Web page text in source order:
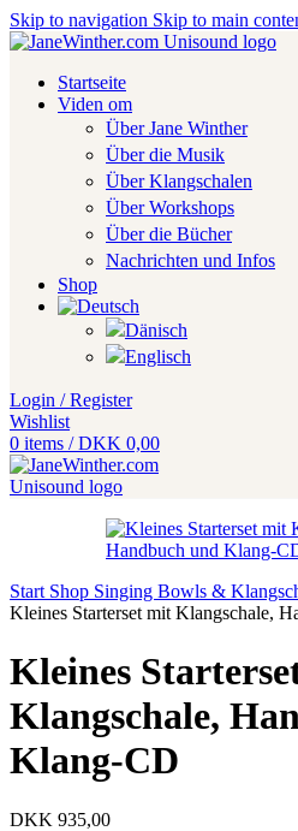
Skip to navigation Skip to main
Startseite
Viden om
Über Jane Winther
Über die Musik
Über Klangschalen
Über Workshops
Über die Bücher
Nachrichten und Infos
Shop
Login / Register
Wishlist
0 items / DKK 0,00
Start Shop Singing Bowls &
Kleines Starterset mit Klangschale,
Kleines
Klangschale,
Klang-CD
DKK 935,00